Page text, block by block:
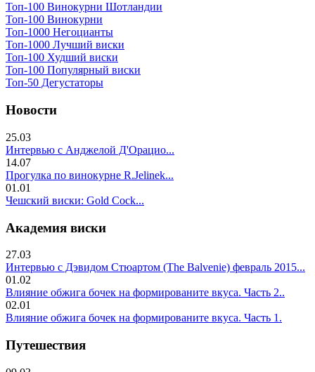
Топ-100 Винокурни Шотландии
Топ-100 Винокурни
Топ-1000 Негоцианты
Топ-1000 Лучший виски
Топ-100 Худший виски
Топ-100 Популярный виски
Топ-50 Дегустаторы
Новости
25.03
Интервью с Анджелой Д'Орацио...
14.07
Прогулка по винокурне R.Jelinek...
01.01
Чешский виски: Gold Cock...
Академия виски
27.03
Интервью с Дэвидом Стюартом (The Balvenie) февраль 2015...
01.02
Влияние обжига бочек на формированите вкуса. Часть 2..
02.01
Влияние обжига бочек на формированите вкуса. Часть 1.
Путешествия